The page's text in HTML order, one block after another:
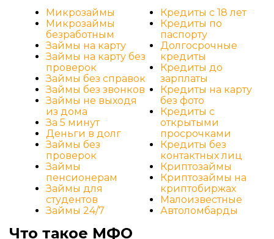
Микрозаймы
Микрозаймы
безработным
Займы на карту
Займы на карту без
проверок
Займы без справок
Займы без звонков
Займы не выходя
из дома
За 5 минут
Деньги в долг
Займы без
проверок
Займы
пенсионерам
Займы для
студентов
Займы 24/7
Кредиты с 18 лет
Кредиты по
паспорту
Долгосрочные
кредиты
Кредиты до
зарплаты
Кредиты на карту
без фото
Кредиты с
открытыми
просрочками
Кредиты без
контактных лиц
Криптозаймы
Криптозаймы на
криптобиржах
Малоизвестные
Автоломбарды
Что такое МФО